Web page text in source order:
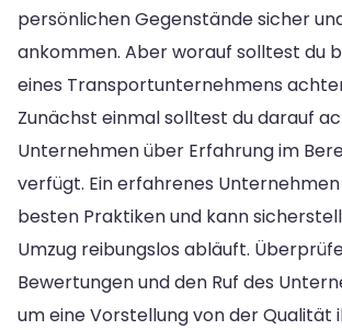
persönlichen Gegenstände sicher
ankommen. Aber worauf solltest du
eines Transportunternehmens
Zunächst einmal solltest du darauf
Unternehmen über Erfahrung im
verfügt. Ein erfahrenes
besten Praktiken und kann
Umzug reibungslos abläuft.
Bewertungen und den Ruf des
um eine Vorstellung von der Qualität